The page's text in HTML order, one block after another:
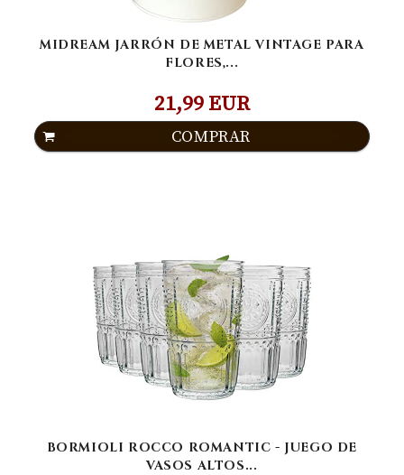
MIDREAM JARRÓN DE METAL VINTAGE PARA
FLORES,...
21,99 EUR
COMPRAR
BORMIOLI ROCCO ROMANTIC - JUEGO DE
VASOS ALTOS...